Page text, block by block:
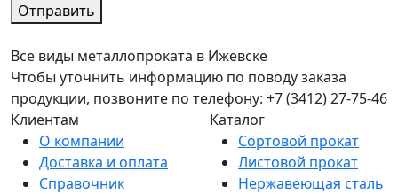
Отправить
Все виды металлопроката в Ижевске
Чтобы уточнить информацию по поводу заказа
продукции, позвоните по телефону: +7 (3412) 27-75-46
Клиентам
О компании
Доставка и оплата
Справочник
Каталог
Сортовой прокат
Листовой прокат
Нержавеющая сталь